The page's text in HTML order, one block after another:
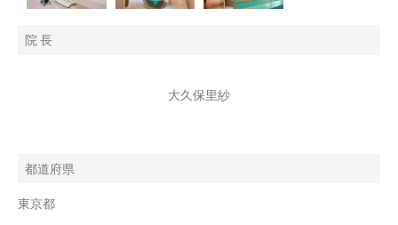
院 長
大久保里紗
都道府県
東京都